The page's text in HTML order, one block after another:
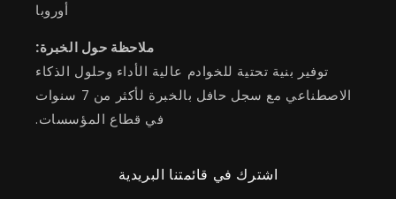
أوروبا
ملاحظة حول الخبرة:
توفير بنية تحتية للخوادم عالية الأداء وحلول الذكاء
الاصطناعي مع سجل حافل بالخبرة لأكثر من 7 سنوات
في قطاع المؤسسات.
اشترك في قائمتنا البريدية